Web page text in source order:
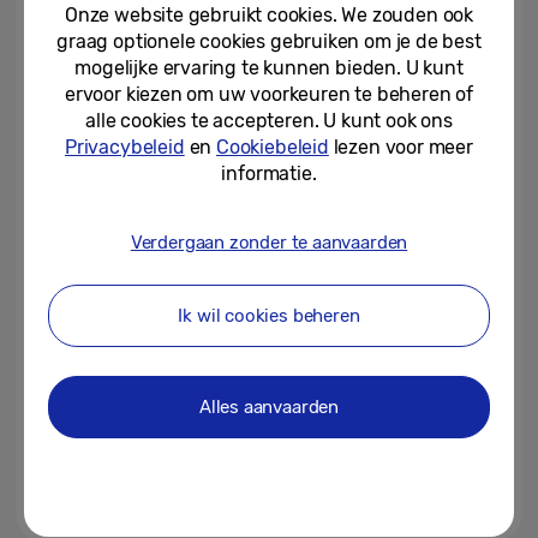
naar nog meer gebruikers...
05-09-2024
IFA 2024: Samsung laat zien
hoe AI een verbonden wereld
kan creëren voor iedereen
De Galaxy Book4 Edge,
verkrijgbaar met een 15-inch...
sleutel tot de toekomst
Onze website gebruikt cookies. We zouden ook
graag optionele cookies gebruiken om je de best
mogelijke ervaring te kunnen bieden. U kunt
ervoor kiezen om uw voorkeuren te beheren of
alle cookies te accepteren. U kunt ook ons
Privacybeleid en Cookiebeleid lezen voor meer
informatie.
Verdergaan zonder te aanvaarden
Ik wil cookies beheren
Alles aanvaarden